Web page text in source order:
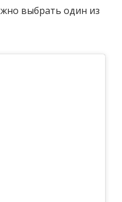
выбрать один из